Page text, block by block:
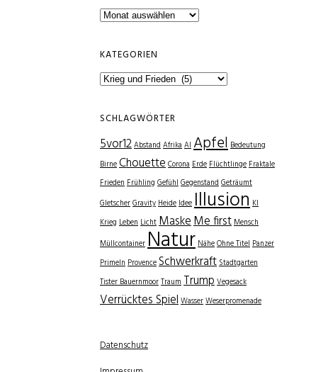
Archiv
KATEGORIEN
Kategorien
SCHLAGWÖRTER
5vor12AbstandAfrikaAIApfelBedeutung
BirneChouetteCoronaErdeFlüchtlingeFraktale
FriedenFrühling GefühlGegenstandGeträumt
GletscherGravityHeideIdeeIllusionKI
Krieg LebenLichtMaskeMe firstMensch
MüllcontainerNaturNäheOhne TitelPanzer
PrimelnProvenceSchwerkraftStadtgarten
Tister BauernmoorTraumTrumpVegesack
Verrücktes SpielWasserWeserpromenade
Datenschutz